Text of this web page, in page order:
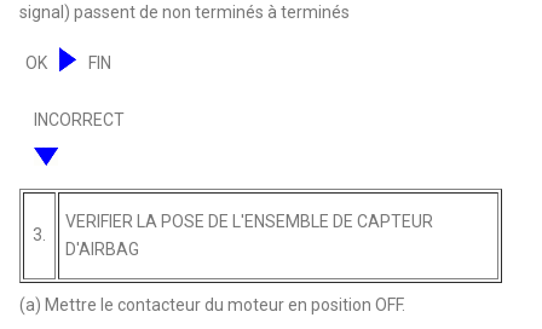
signal) passent de non terminés à terminés
OK FIN
INCORRECT
3.
VERIFIER LA POSE DE L'ENSEMBLE DE CAPTEUR
D'AIRBAG
(a) Mettre le contacteur du moteur en position OFF.